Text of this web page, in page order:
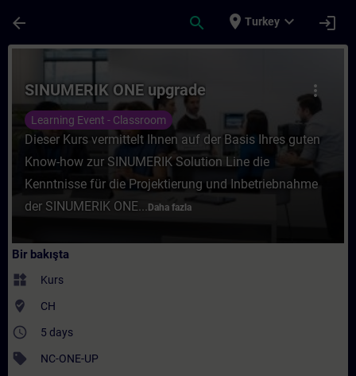
arrow_back search place Turkey expand_more login
Kurs - SINUMERIK ONE upgrade -
more_vert
SINUMERIK ONE upgrade
Learning Event - Classroom
Dieser Kurs vermittelt Ihnen auf der Basis Ihres guten
Know-how zur SINUMERIK Solution Line die
Kenntnisse für die Projektierung und Inbetriebnahme
der SINUMERIK ONE... Daha fazla
Bir bakışta
widgets Kurs
where_to_vote CH
access_time 5 days
sell NC-ONE-UP